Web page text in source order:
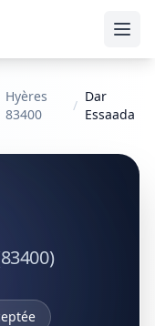
Hyères
83400
/
Dar
Essaada